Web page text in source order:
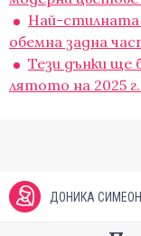
Най-стилната
обемна задна
Тези дънки ще
лятото на 2025 г.
ДОНИКА